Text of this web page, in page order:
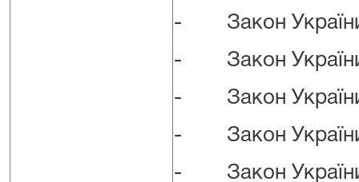
- Закон України
- Закон України
- Закон України
- Закон України
- Закон України